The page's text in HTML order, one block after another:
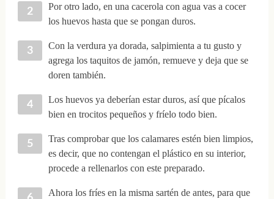
Por otro lado, en una cacerola con agua vas a cocer
los huevos hasta que se pongan duros.
Con la verdura ya dorada, salpimienta a tu gusto y
agrega los taquitos de jamón, remueve y deja que se
doren también.
Los huevos ya deberían estar duros, así que pícalos
bien en trocitos pequeños y fríelo todo bien.
Tras comprobar que los calamares estén bien limpios,
es decir, que no contengan el plástico en su interior,
procede a rellenarlos con este preparado.
Ahora los fríes en la misma sartén de antes, para que